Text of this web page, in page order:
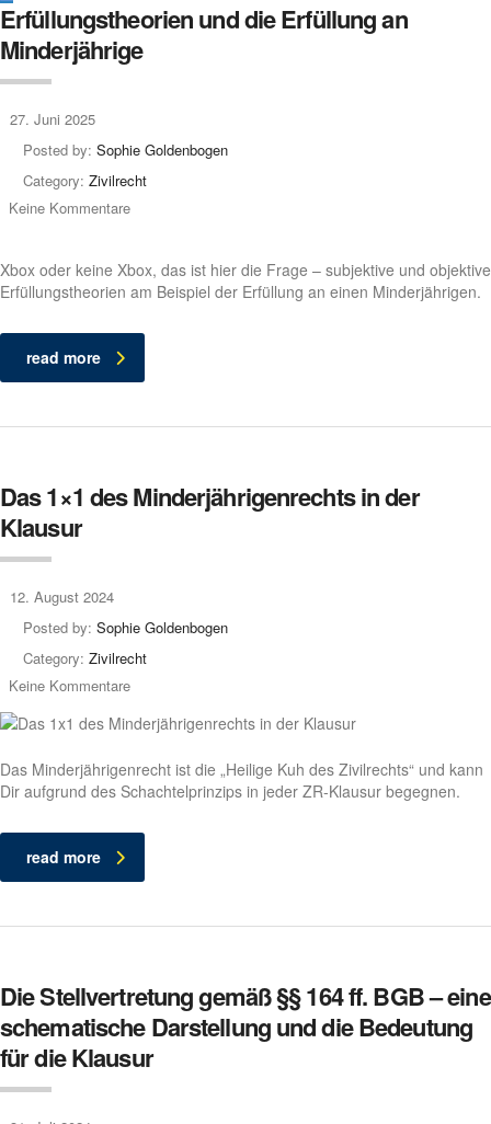
Erfüllungstheorien und die Erfüllung an
Minderjährige
27. Juni 2025
Posted by: Sophie Goldenbogen
Category: Zivilrecht
Keine Kommentare
Xbox oder keine Xbox, das ist hier die Frage – subjektive und objektive
Erfüllungstheorien am Beispiel der Erfüllung an einen Minderjährigen.
read more
Das 1×1 des Minderjährigenrechts in der
Klausur
12. August 2024
Posted by: Sophie Goldenbogen
Category: Zivilrecht
Keine Kommentare
Das Minderjährigenrecht ist die „Heilige Kuh des Zivilrechts“ und kann
Dir aufgrund des Schachtelprinzips in jeder ZR-Klausur begegnen.
read more
Die Stellvertretung gemäß §§ 164 ff. BGB – eine
schematische Darstellung und die Bedeutung
für die Klausur